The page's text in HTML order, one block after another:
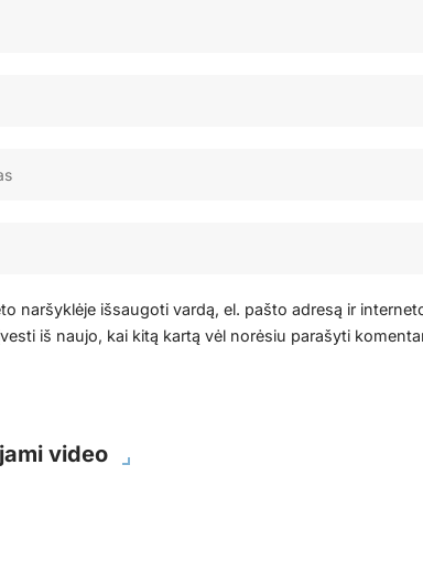
naršyklėje išsaugoti vardą, el. pašto adresą ir
iš naujo, kai kitą kartą vėl norėsiu parašyti
video